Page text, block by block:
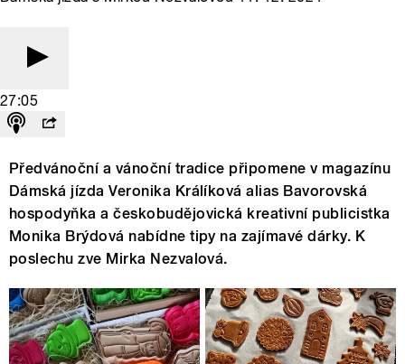
27:05
Předvánoční a vánoční tradice připomene v magazínu
Dámská jízda Veronika Králíková alias Bavorovská
hospodyňka a českobudějovická kreativní publicistka
Monika Brýdová nabídne tipy na zajímavé dárky. K
poslechu zve Mirka Nezvalová.